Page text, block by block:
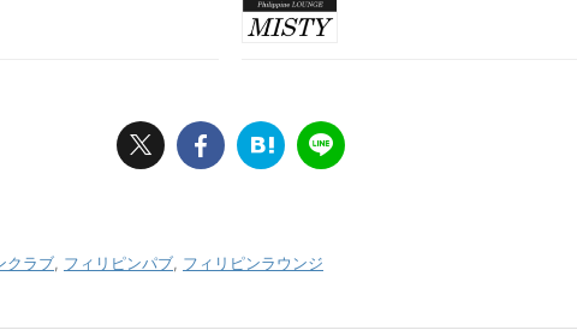
クラブ, フィリピンパブ, フィリピンラウンジ